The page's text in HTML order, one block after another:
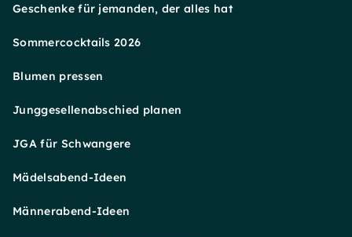
Geschenke für jemanden, der alles hat
Sommercocktails 2026
Blumen pressen
Junggesellenabschied planen
JGA für Schwangere
Mädelsabend-Ideen
Männerabend-Ideen